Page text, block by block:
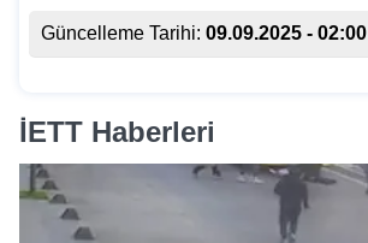
Güncelleme Tarihi:09.09.2025 - 02:00
İETT Haberleri